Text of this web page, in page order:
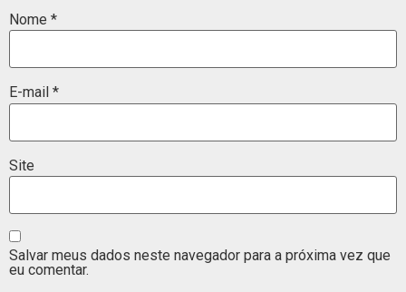
Nome *
E-mail *
Site
Salvar meus dados neste navegador para a próxima vez que
eu comentar.